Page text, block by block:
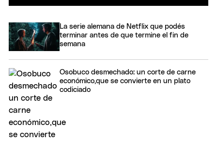
La serie alemana de Netflix que podés
terminar antes de que termine el fin de
semana
Osobuco desmechado: un corte de carne
económico,que se convierte en un plato
codiciado